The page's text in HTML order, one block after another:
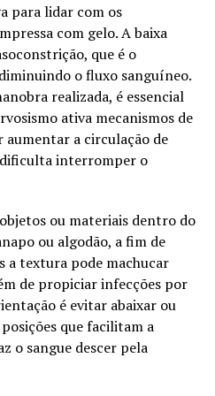
para lidar com os
com gelo. A baixa
que é o
o fluxo sanguíneo.
realizada, é essencial
ativa mecanismos de
aumentar a circulação de
interromper o
ou materiais dentro do
ou algodão, a fim de
a textura pode machucar
de propiciar infecções por
é evitar abaixar ou
que facilitam a
o sangue descer pela